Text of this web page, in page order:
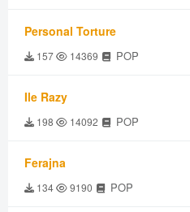
Personal Torture
157 14369 POP
Ile Razy
198 14092 POP
Ferajna
134 9190 POP